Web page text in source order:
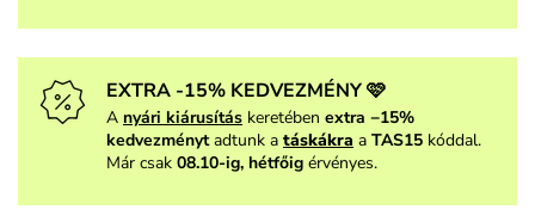
EXTRA -15% KEDVEZMÉNY 🩷
A nyári kiárusítás keretében extra −15%
kedvezménytadtunk a táskákra a TAS15 kóddal.
Már csak 08.10-ig, hétfőig érvényes.